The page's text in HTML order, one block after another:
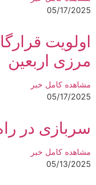
05/17/2025
اولویت
مرزی اربعین
مشاهده کامل خبر
05/17/2025
سربازی در
مشاهده کامل خبر
05/13/2025